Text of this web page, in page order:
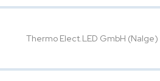
Thermo Elect.LED GmbH (Nalge)